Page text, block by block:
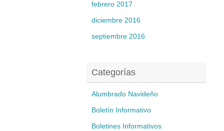
febrero 2017
diciembre 2016
septiembre 2016
Categorías
Alumbrado Navideño
Boletín Informativo
Boletines Informativos